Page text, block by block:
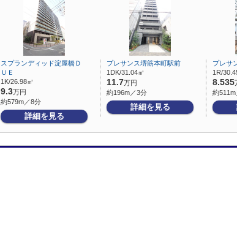
スプランディッド淀屋橋Ｄ
ＵＥ
1K/26.98㎡
9.3万円
約579m／8分
詳細を見る
プレサンス堺筋本町駅前
1DK/31.04㎡
11.7万円
約196m／3分
詳細を見る
プレサ
1R/
8.535
約